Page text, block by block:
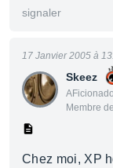
signaler
Skeez
Membre
17 Janvier 2005 à
Chez moi, XP